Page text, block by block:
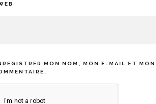
MON NOM, MON E-MAIL ET